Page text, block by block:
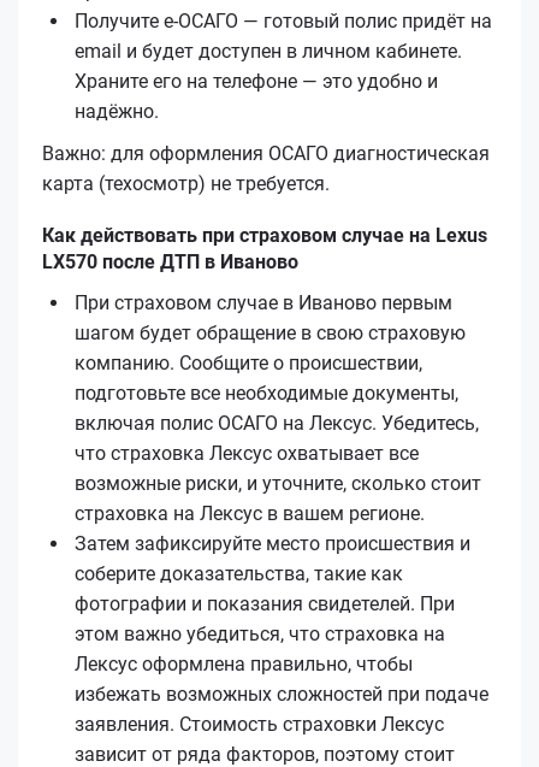
Получите е‑ОСАГО — готовый полис придёт на
email и будет доступен в личном кабинете.
Храните его на телефоне — это удобно и
надёжно.
Важно: для оформления ОСАГО диагностическая
карта (техосмотр) не требуется.
Как действовать при страховом случае на Lexus
LX570 после ДТП в Иваново
При страховом случае в Иваново первым
шагом будет обращение в свою страховую
компанию. Сообщите о происшествии,
подготовьте все необходимые документы,
включая полис ОСАГО на Лексус. Убедитесь,
что страховка Лексус охватывает все
возможные риски, и уточните, сколько стоит
страховка на Лексус в вашем регионе.
Затем зафиксируйте место происшествия и
соберите доказательства, такие как
фотографии и показания свидетелей. При
этом важно убедиться, что страховка на
Лексус оформлена правильно, чтобы
избежать возможных сложностей при подаче
заявления. Стоимость страховки Лексус
зависит от ряда факторов, поэтому стоит